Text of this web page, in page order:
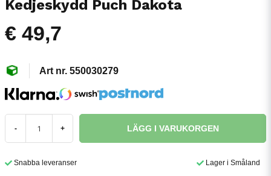
Kedjeskydd Puch Dakota
€ 49,7
550030279
- + LÄGG I VARUKORGEN
Snabba leveranser Lager i Småland